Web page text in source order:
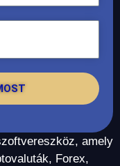
amely
Forex,